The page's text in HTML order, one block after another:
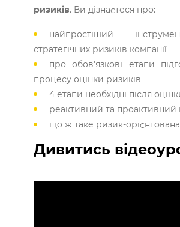
ризиків. Ви дізнаєтеся про:
найпростіший
стратегічних ризиків компанії
про обов'язкові етапи
процесу оцінки ризиків
4 етапи необхідні після
реактивний та проактивний
що ж таке ризик-
Дивитись